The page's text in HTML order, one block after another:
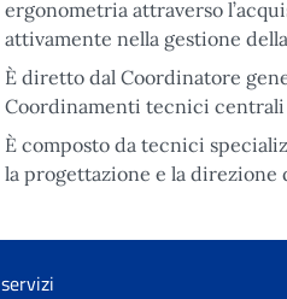
ergonometria attraverso
attivamente nella gestione
È diretto dal Coordinatore
Coordinamenti tecnici
È composto da tecnici
la progettazione e la